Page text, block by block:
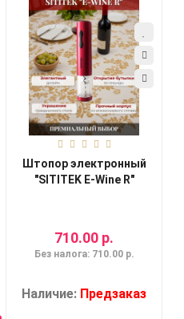
Штопор электронный
"SITITEK E-Wine R"
710.00 р.
Без налога: 710.00 р.
Наличие: Предзаказ